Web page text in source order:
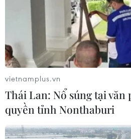
vietnamplus.vn
Thái Lan: Nổ súng tại văn
quyền tỉnh Nonthaburi